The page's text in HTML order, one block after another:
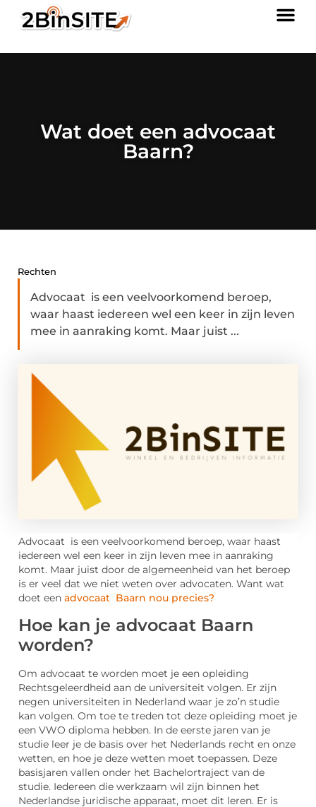
Wat doet een advocaat
Baarn?
Rechten
Advocaat is een veelvoorkomend beroep,
waar haast iedereen wel een keer in zijn leven
mee in aanraking komt. Maar juist ...
Advocaat is een veelvoorkomend beroep, waar haast
iedereen wel een keer in zijn leven mee in aanraking
komt. Maar juist door de algemeenheid van het beroep
is er veel dat we niet weten over advocaten. Want wat
doet een advocaat Baarn nou precies?
Hoe kan je advocaat Baarn
worden?
Om advocaat te worden moet je een opleiding
Rechtsgeleerdheid aan de universiteit volgen. Er zijn
negen universiteiten in Nederland waar je zo’n studie
kan volgen. Om toe te treden tot deze opleiding moet je
een VWO diploma hebben. In de eerste jaren van je
studie leer je de basis over het Nederlands recht en onze
wetten, en hoe je deze wetten moet toepassen. Deze
basisjaren vallen onder het Bachelortraject van de
studie. Iedereen die werkzaam wil zijn binnen het
Nederlandse juridische apparaat, moet dit leren. Er is